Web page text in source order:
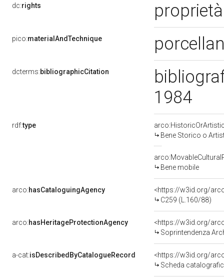
dc:rights
pico:materialAndTechnique
dcterms:bibliographicCitation
1984
rdf:type
Bene Storico o
Bene mobile
arco:hasCataloguingAgency
<https://w3id.org/
C259 (L.160/88)
arco:hasHeritageProtectionAgency
<https://w3id.org/
Soprintendenza
a-cat:isDescribedByCatalogueRecord
<https://w3id.org/
Scheda